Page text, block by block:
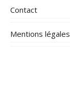
Contact
Mentions légales